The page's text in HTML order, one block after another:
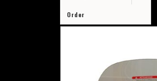
Order